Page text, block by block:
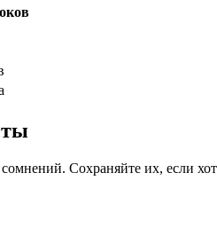
Сохраняйте их, если